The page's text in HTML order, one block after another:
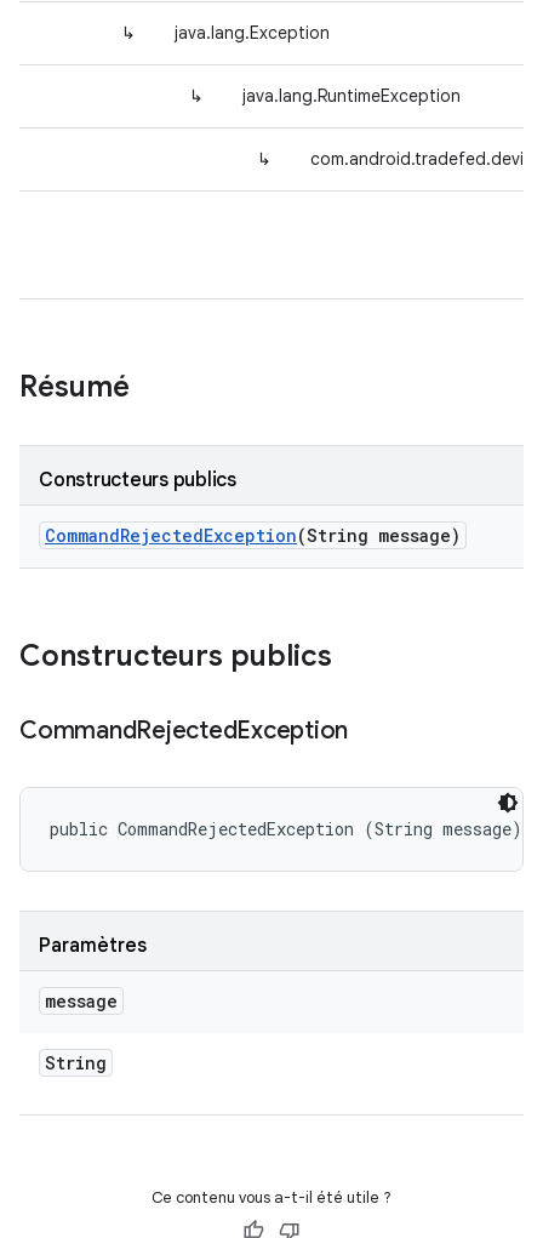
↳ java.lang.Exception
↳ java.lang.RuntimeException
↳
Résumé
Constructeurs publics
CommandRejectedException(String message)
Constructeurs publics
CommandRejectedException
public CommandRejectedException (String message)
Paramètres
message
String
Ce contenu vous a-t-il été utile ?